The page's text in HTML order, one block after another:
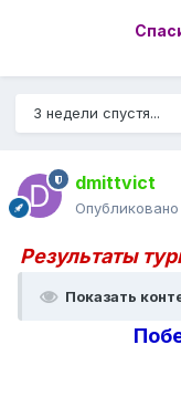
3 недели спустя...
dmittvict
Опубликовано
Результаты
Показать